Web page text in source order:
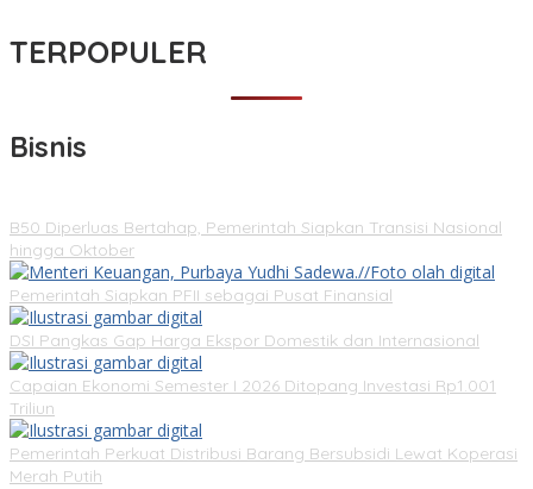
TERPOPULER
Bisnis
B50 Diperluas Bertahap, Pemerintah Siapkan Transisi Nasional
hingga Oktober
Pemerintah Siapkan PFII sebagai Pusat Finansial
DSI Pangkas Gap Harga Ekspor Domestik dan Internasional
Capaian Ekonomi Semester I 2026 Ditopang Investasi Rp1.001
Triliun
Pemerintah Perkuat Distribusi Barang Bersubsidi Lewat Koperasi
Merah Putih